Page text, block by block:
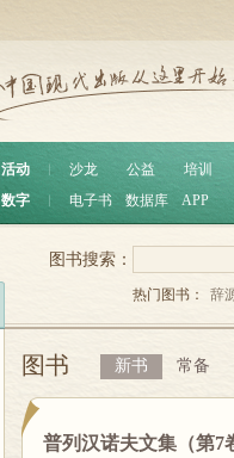
活动 沙龙 公益
培训
数字
电子书 数据库 APP
图书搜索：
热门图书： 辞
图书 新书 常备
普列汉诺夫文集（第7